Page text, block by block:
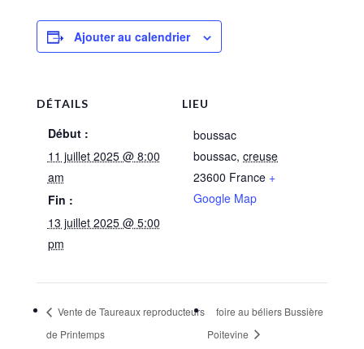
Ajouter au calendrier
DÉTAILS
Début :
11 juillet 2025 @ 8:00
am
Fin :
13 juillet 2025 @ 5:00
pm
LIEU
boussac
boussac, creuse
23600 France +
Google Map
Vente de Taureaux reproducteurs
de Printemps
foire au béliers Bussière
Poitevine